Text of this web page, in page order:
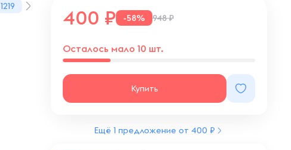
1219 400 -58% 948 ₽
Осталось мало 10 шт.
Купить
Ещё 1 предложение от 400 ₽